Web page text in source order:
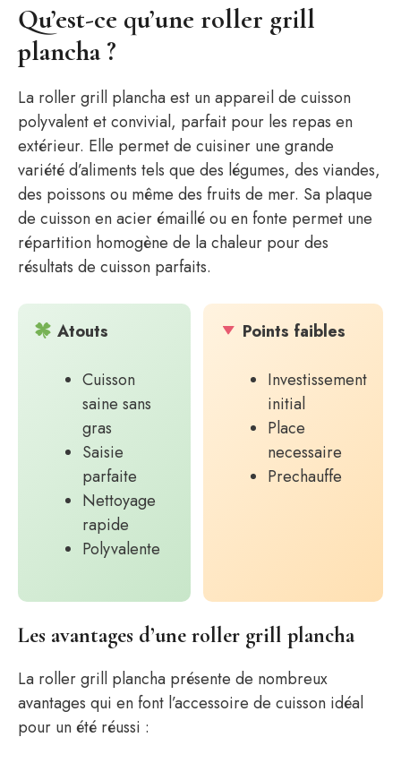
Qu’est-ce qu’une roller grill
plancha ?
La roller grill plancha est un appareil de cuisson
polyvalent et convivial, parfait pour les repas en
extérieur. Elle permet de cuisiner une grande
variété d’aliments tels que des légumes, des viandes,
des poissons ou même des fruits de mer. Sa plaque
de cuisson en acier émaillé ou en fonte permet une
répartition homogène de la chaleur pour des
résultats de cuisson parfaits.
Atouts
Cuisson
saine sans
gras
Saisie
parfaite
Nettoyage
rapide
Polyvalente
Points faibles
Investissement
initial
Place
necessaire
Prechauffe
Les avantages d’une roller grill plancha
La roller grill plancha présente de nombreux
avantages qui en font l’accessoire de cuisson idéal
pour un été réussi :